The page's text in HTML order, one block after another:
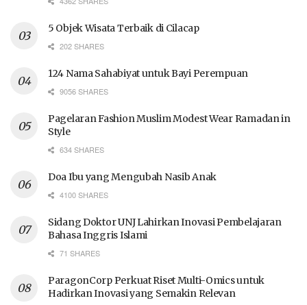
5 Objek Wisata Terbaik di Cilacap
202 SHARES
124 Nama Sahabiyat untuk Bayi Perempuan
9056 SHARES
Pagelaran Fashion Muslim Modest Wear Ramadan in
Style
634 SHARES
Doa Ibu yang Mengubah Nasib Anak
4100 SHARES
Sidang Doktor UNJ Lahirkan Inovasi Pembelajaran
Bahasa Inggris Islami
71 SHARES
ParagonCorp Perkuat Riset Multi-Omics untuk
Hadirkan Inovasi yang Semakin Relevan